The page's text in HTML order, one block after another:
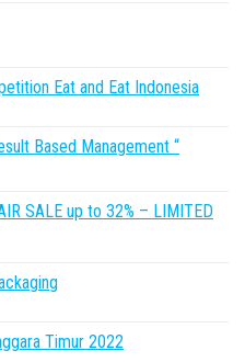
Eat and Eat Indonesia
Based Management “
SALE up to 32% – LIMITED
Timur 2022